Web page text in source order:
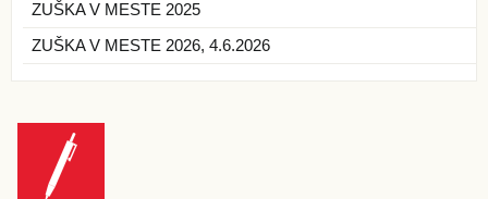
ZUŠKA V MESTE 2025
ZUŠKA V MESTE 2026, 4.6.2026